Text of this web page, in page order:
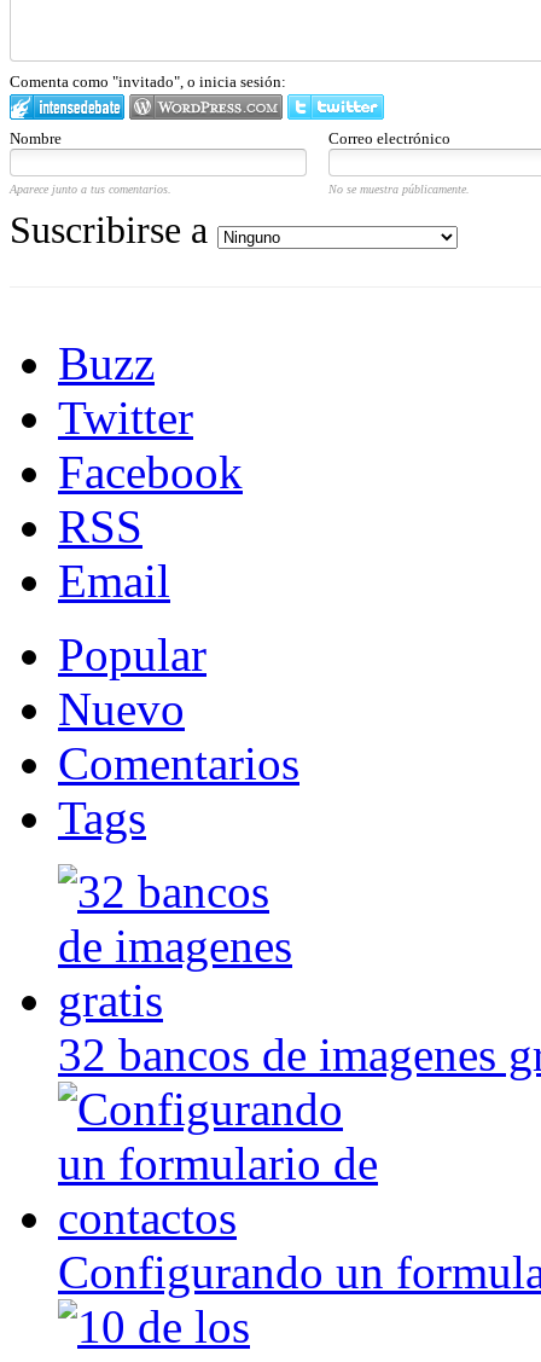
Comenta como "invitado", o inicia sesión:
Nombre Correo electrónico
Aparece junto a tus comentarios. No se muestra públicamente.
Suscribirse a
Buzz
Twitter
Facebook
RSS
Email
Popular
Nuevo
Comentarios
Tags
32 bancos de imagenes
Configurando un